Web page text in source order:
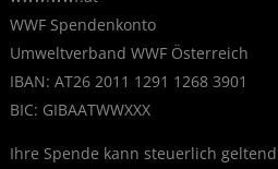
WWF Spendenkonto
Umweltverband WWF Österreich
IBAN: AT26 2011 1291 1268 3901
BIC: GIBAATWWXXX
Ihre Spende kann steuerlich